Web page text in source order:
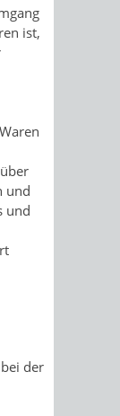
ist,
und
und
der